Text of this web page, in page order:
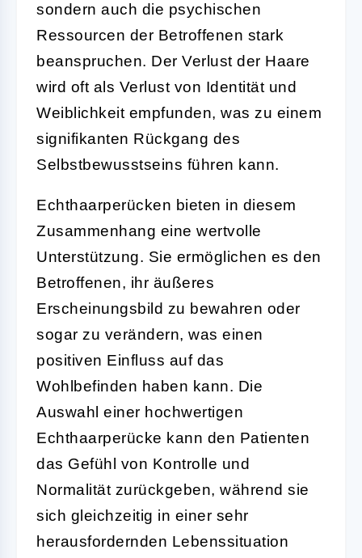
sondern auch die psychischen
Ressourcen der Betroffenen stark
beanspruchen. Der Verlust der Haare
wird oft als Verlust von Identität und
Weiblichkeit empfunden, was zu einem
signifikanten Rückgang des
Selbstbewusstseins führen kann.
Echthaarperücken bieten in diesem
Zusammenhang eine wertvolle
Unterstützung. Sie ermöglichen es den
Betroffenen, ihr äußeres
Erscheinungsbild zu bewahren oder
sogar zu verändern, was einen
positiven Einfluss auf das
Wohlbefinden haben kann. Die
Auswahl einer hochwertigen
Echthaarperücke kann den Patienten
das Gefühl von Kontrolle und
Normalität zurückgeben, während sie
sich gleichzeitig in einer sehr
herausfordernden Lebenssituation